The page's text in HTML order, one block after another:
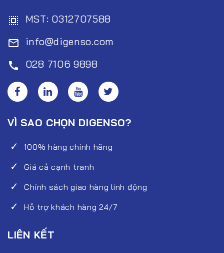
select_all MST: 0312707588
mail_outline info@digenso.com
call 028 7106 9898
VÌ SAO CHỌN DIGENSO?
100% hàng chính hãng
Giá cả cạnh tranh
Chính sách giao hàng linh động
Hỗ trợ khách hàng 24/7
LIÊN KẾT